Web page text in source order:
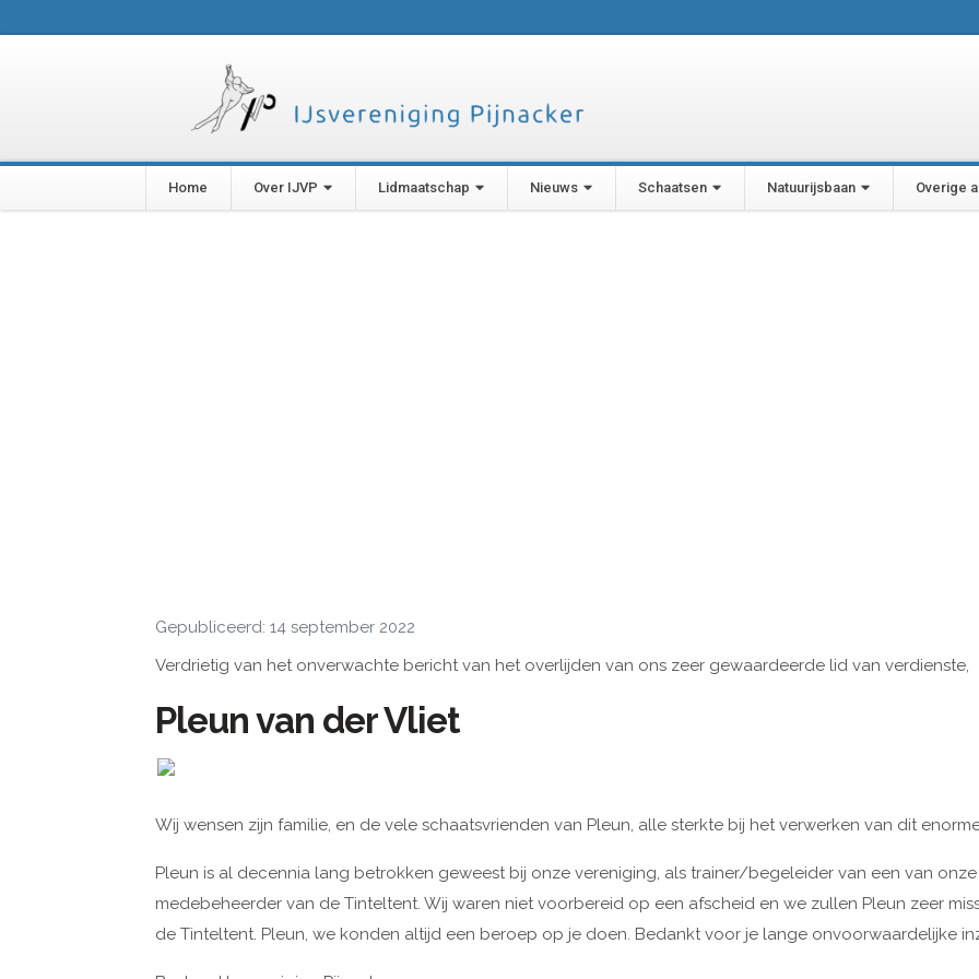
Home Over IJVP Lidmaatschap Nieuws Schaatsen Natuurijsbaan Overige
Gepubliceerd: 14 september 2022
Verdrietig van het onverwachte bericht van het overlijden van ons zeer gewaardeerde lid van verdienste,
Pleun van der Vliet
Wij wensen zijn familie, en de vele schaatsvrienden van Pleun, alle sterkte bij het verwerken van dit
Pleun is al decennia lang betrokken geweest bij onze vereniging, als trainer/begeleider van een van
medebeheerder van de Tinteltent. Wij waren niet voorbereid op een afscheid en we zullen Pleun zeer
de Tinteltent. Pleun, we konden altijd een beroep op je doen. Bedankt voor je lange onvoorwaardelijke